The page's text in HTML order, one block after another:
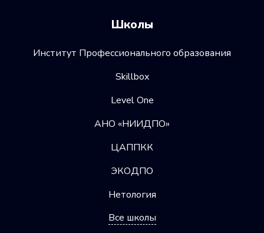
Школы
Институт Профессионального образования
Skillbox
Level One
АНО «НИИДПО»
ЦАППКК
ЭКОДПО
Нетология
Все школы